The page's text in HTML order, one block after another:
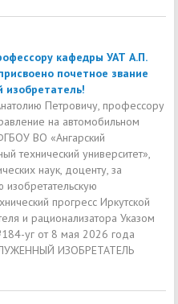
кафедры УАТ А.П.
почетное звание
изобретатель!
Петровичу, профессору
на автомобильном
ВО «Ангарский
технический университет»,
наук, доценту, за
изобретательскую
прогресс Иркутской
и рационализатора Указом
уг от 8 мая 2026 года
ИЗОБРЕТАТЕЛЬ